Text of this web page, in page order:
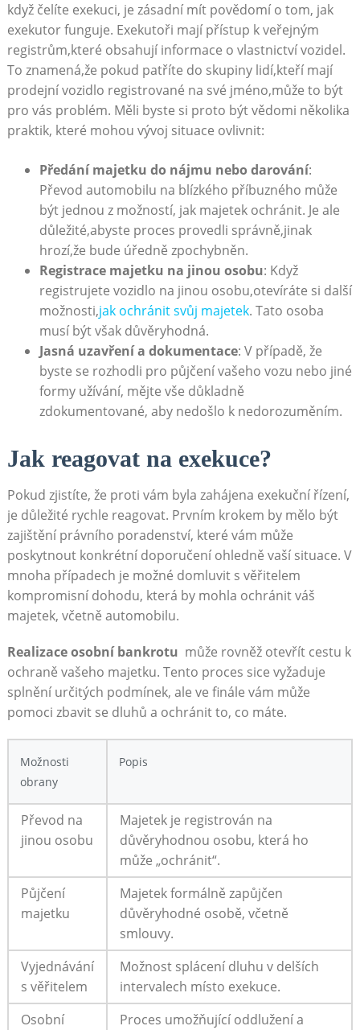
když čelíte exekuci, je zásadní ​mít povědomí o tom, ⁤jak ​
exekutor funguje. Exekutoři mají přístup k veřejným
registrům,které obsahují informace⁤ o vlastnictví vozidel.
⁢To znamená,že pokud patříte do skupiny lidí,kteří ‌mají
prodejní vozidlo registrované na své jméno,může to být‍
pro vás problém.‍ Měli byste si ‍proto být vědomi⁣ několika
praktik, které mohou vývoj⁢ situace ovlivnit:
Předání majetku⁤ do nájmu nebo darování:‍
Převod automobilu na blízkého příbuzného může
⁢být jednou z možností, jak majetek ochránit. Je ale
důležité,abyste proces⁣ provedli správně,jinak
hrozí,že bude úředně zpochybněn.
Registrace majetku na jinou osobu: Když
registrujete vozidlo na jinou ​osobu,otevíráte si další
možnosti,jak⁢ ochránit svůj majetek. Tato osoba
musí být‌ však ‌důvěryhodná.
Jasná uzavření a dokumentace: V případě, ‍že
byste se rozhodli pro půjčení‍ vašeho vozu ​nebo jiné
formy užívání, mějte vše důkladně
zdokumentované, aby nedošlo k nedorozuměním.
Jak reagovat na ​exekuce?
Pokud zjistíte, že proti vám byla zahájena exekuční řízení,
je důležité rychle ⁣reagovat. ‌Prvním krokem‍ by‍ mělo být
zajištění právního poradenství, které vám může
poskytnout ​konkrétní doporučení ohledně vaší⁢ situace. V
mnoha případech je možné‌ domluvit s věřitelem‌
kompromisní dohodu,‌ která by‌ mohla ochránit váš
majetek, včetně automobilu.
Realizace ​osobní bankrotu ‍ může ⁣rovněž otevřít cestu ​k
ochraně vašeho majetku.⁣ Tento proces sice vyžaduje
splnění určitých podmínek,⁤ ale ve finále vám může
pomoci zbavit⁤ se dluhů​ a ochránit ⁣to,⁣ co ‌máte.
Možnosti
obrany
Popis
Převod na‍
jinou osobu
Majetek je registrován na
důvěryhodnou osobu, ⁣která ho
může „ochránit“.
Půjčení
‍majetku
Majetek formálně zapůjčen
důvěryhodné osobě, včetně
smlouvy.
Vyjednávání
s věřitelem
Možnost splácení dluhu v ‍delších
intervalech místo⁤ exekuce.
Osobní
Proces umožňující oddlužení a